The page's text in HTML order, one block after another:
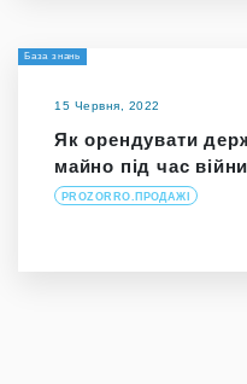
База знань
15 Червня, 2022
Як орендувати
майно під час війни
PROZORRO.ПРОДАЖІ